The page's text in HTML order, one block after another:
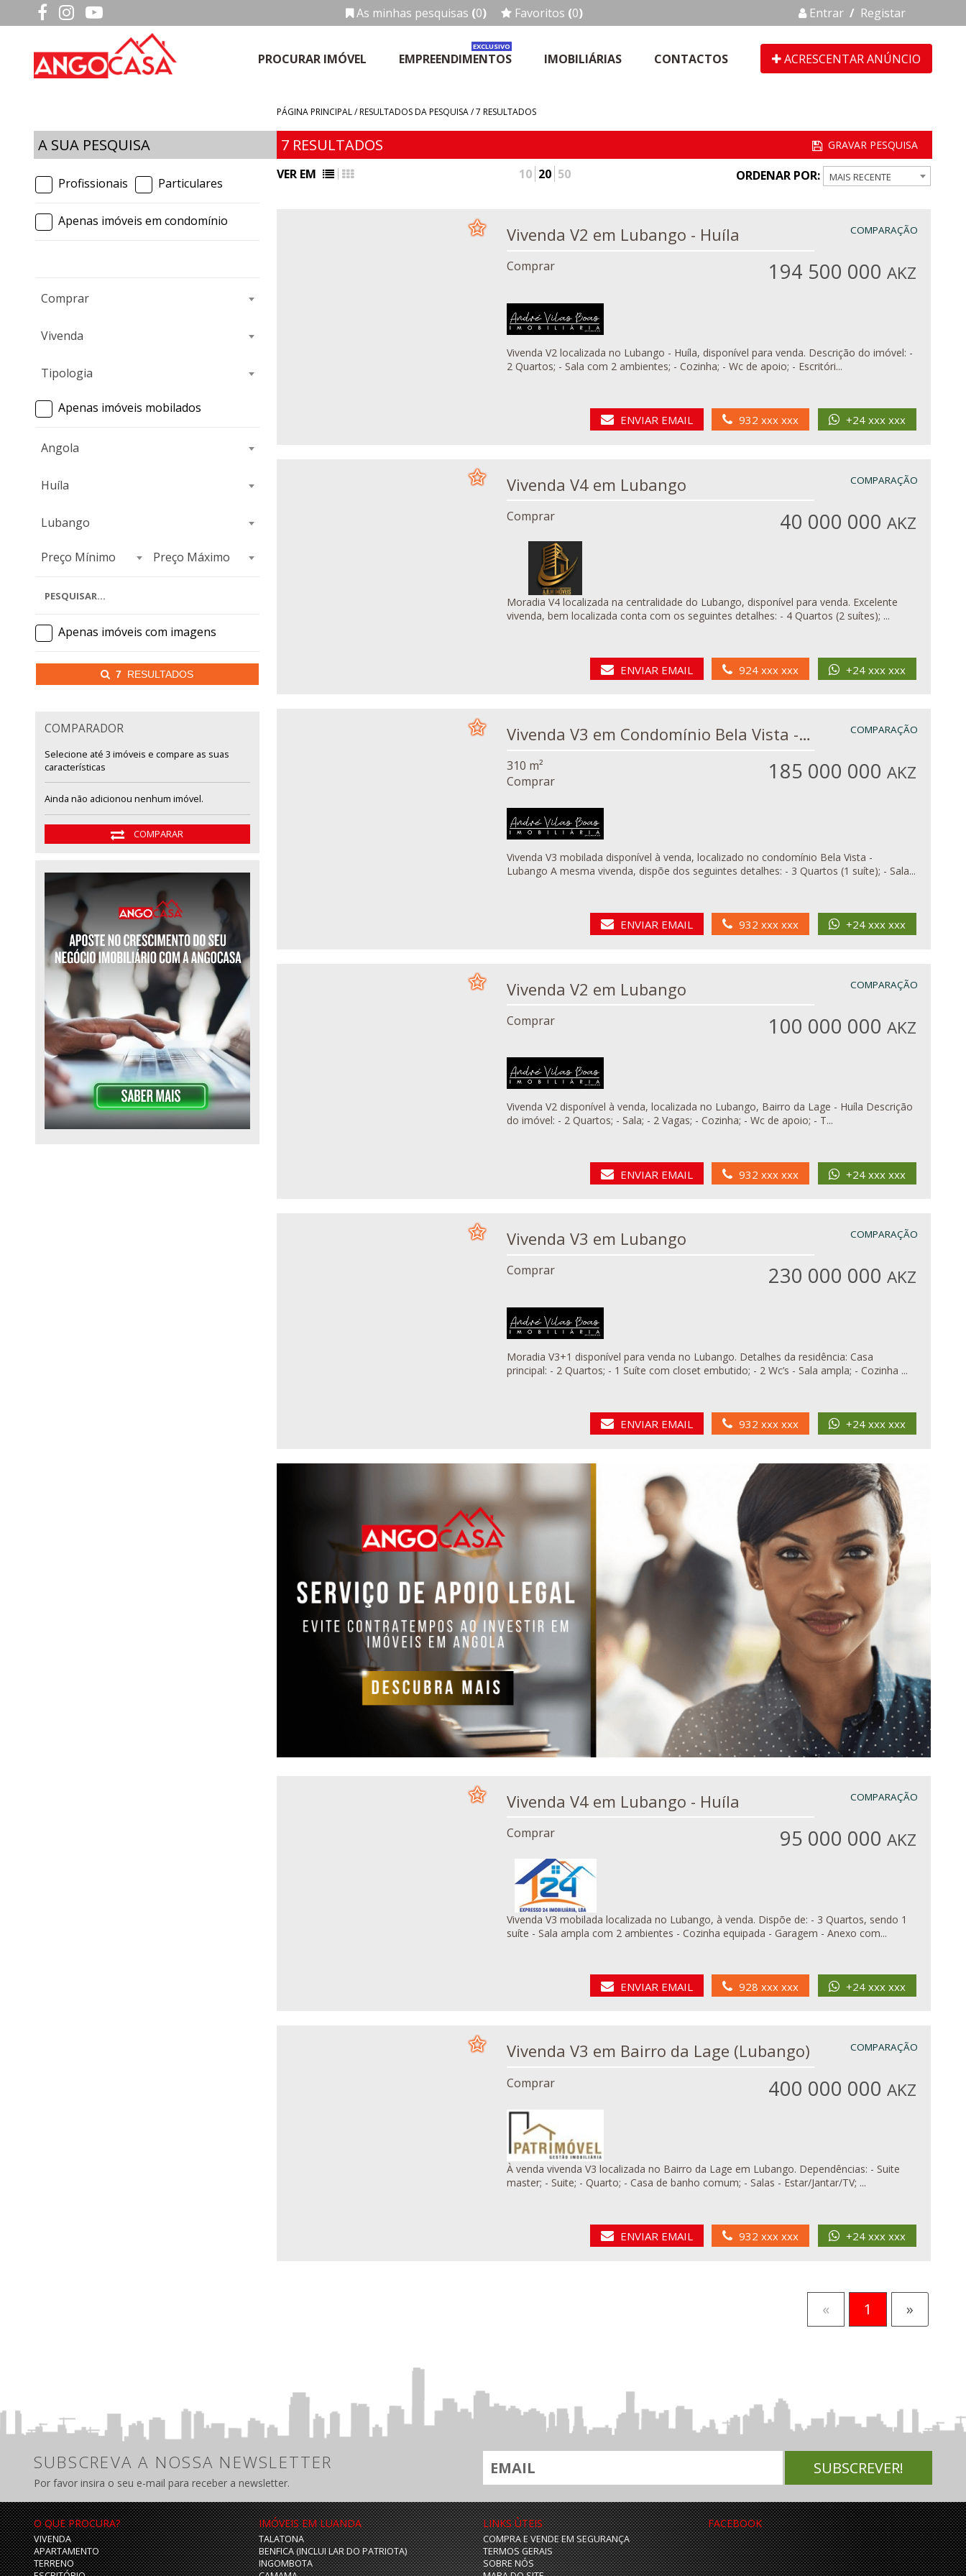
As minhas pesquisas (0) Favoritos (0) Entrar / Registar
PROCURAR IMÓVEL EMPREENDIMENTOS
EXCLUSIVO
IMOBILIÁRIAS CONTACTOS ACRESCENTAR ANÚNCIO
PÁGINA PRINCIPAL / RESULTADOS DA PESQUISA /7 RESULTADOS
A SUA PESQUISA 7RESULTADOS
Profissionais Particulares
Apenas imóveis em condomínio
Comprar
Vivenda
Tipologia
Apenas imóveis mobilados
Angola
Huíla
Lubango
Preço Mínimo Preço Máximo
Apenas imóveis com imagens
7 RESULTADOS
COMPARADOR
Selecione até 3 imóveis e compare as suas
características
Ainda não adicionou nenhum imóvel.
COMPARAR
VER EM 10 20 50 ORDENAR POR: MAIS RECENTE
Vivenda V2 em Lubango - Huíla
Comprar 194 500 000 AKZ
Vivenda V2 localizada no Lubango - Huíla, disponível para venda. Descrição do imóvel: -
2 Quartos; - Sala com 2 ambientes; - Cozinha; - Wc de apoio; - Escritóri...
ENVIAR EMAIL 932 xxx xxx +24 xxx xxx
COMPARAÇÃO
Vivenda V4 em Lubango
Comprar 40 000 000 AKZ
Moradia V4 localizada na centralidade do Lubango, disponível para venda. Excelente
vivenda, bem localizada conta com os seguintes detalhes: - 4 Quartos (2 suítes); ...
ENVIAR EMAIL 924 xxx xxx +24 xxx xxx
COMPARAÇÃO
Vivenda V3 em Condomínio Bela Vista - Lubang...
310 m²
Comprar
185 000 000 AKZ
Vivenda V3 mobilada disponível à venda, localizado no condomínio Bela Vista -
Lubango A mesma vivenda, dispõe dos seguintes detalhes: - 3 Quartos (1 suíte); - Sala...
ENVIAR EMAIL 932 xxx xxx +24 xxx xxx
COMPARAÇÃO
Vivenda V2 em Lubango
Comprar 100 000 000 AKZ
Vivenda V2 disponível à venda, localizada no Lubango, Bairro da Lage - Huíla Descrição
do imóvel: - 2 Quartos; - Sala; - 2 Vagas; - Cozinha; - Wc de apoio; - T...
ENVIAR EMAIL 932 xxx xxx +24 xxx xxx
COMPARAÇÃO
Vivenda V3 em Lubango
Comprar 230 000 000 AKZ
Moradia V3+1 disponível para venda no Lubango. Detalhes da residência: Casa
principal: - 2 Quartos; - 1 Suíte com closet embutido; - 2 Wc’s - Sala ampla; - Cozinha ...
ENVIAR EMAIL 932 xxx xxx +24 xxx xxx
COMPARAÇÃO
Vivenda V4 em Lubango - Huíla
Comprar 95 000 000 AKZ
Vivenda V3 mobilada localizada no Lubango, à venda. Dispõe de: - 3 Quartos, sendo 1
suíte - Sala ampla com 2 ambientes - Cozinha equipada - Garagem - Anexo com...
ENVIAR EMAIL 928 xxx xxx +24 xxx xxx
COMPARAÇÃO
Vivenda V3 em Bairro da Lage (Lubango)
Comprar 400 000 000 AKZ
À venda vivenda V3 localizada no Bairro da Lage em Lubango. Dependências: - Suite
master; - Suite; - Quarto; - Casa de banho comum; - Salas - Estar/Jantar/TV; ...
ENVIAR EMAIL 932 xxx xxx +24 xxx xxx
COMPARAÇÃO
« 1 »
SUBSCREVA A NOSSA NEWSLETTER
Por favor insira o seu e-mail para receber a newsletter.
O QUE PROCURA?
VIVENDA
APARTAMENTO
TERRENO
IMÓVEIS EM LUANDA
TALATONA
BENFICA (INCLUI LAR DO PATRIOTA)
INGOMBOTA
LINKS ÙTEIS
COMPRA E VENDE EM SEGURANÇA
TERMOS GERAIS
SOBRE NÓS
FACEBOOK